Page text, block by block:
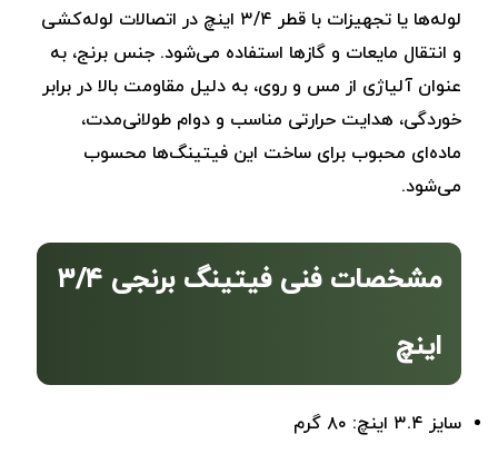
لوله‌ها یا تجهیزات با قطر ۳/۴ اینچ در اتصالات لوله‌کشی
و انتقال مایعات و گازها استفاده می‌شود. جنس برنج، به
عنوان آلیاژی از مس و روی، به دلیل مقاومت بالا در برابر
خوردگی، هدایت حرارتی مناسب و دوام طولانی‌مدت،
ماده‌ای محبوب برای ساخت این فیتینگ‌ها محسوب
می‌شود.
مشخصات فنی فیتینگ برنجی ۳/۴
اینچ
سایز ۳.۴ اینچ: ۸۰ گرم